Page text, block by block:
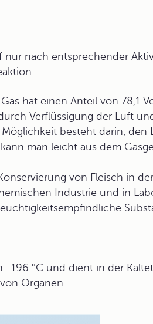
nach entsprechender
Gas hat einen Anteil von 78,1
Verflüssigung der Luft
besteht darin, den
man leicht aus dem
von Fleisch in der
Industrie und in
-196 °C und dient in der
Organen.